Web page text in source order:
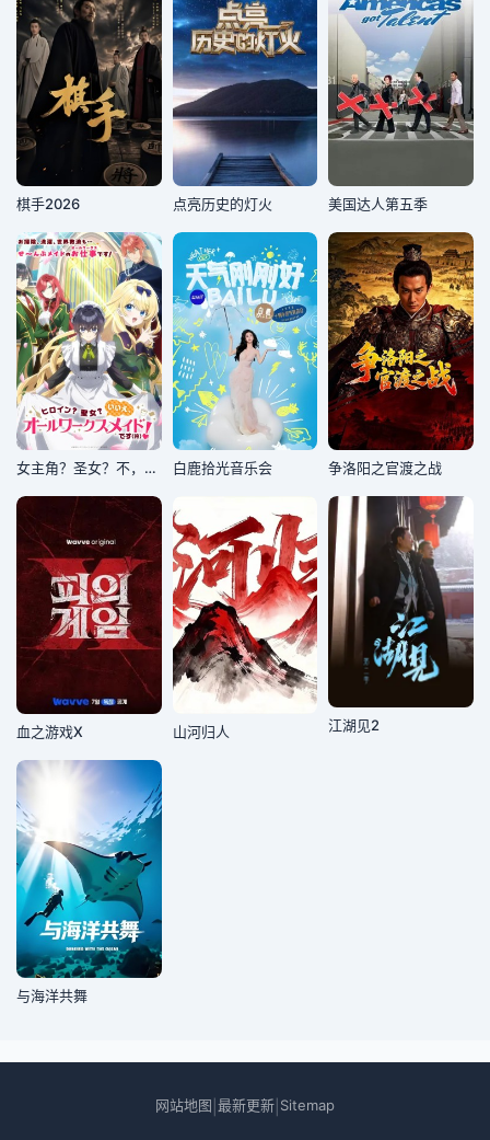
棋手2026 点亮历史的灯火 美国达人第五季
女主角？圣女？不，我是杂役女仆(自豪)！ 白鹿拾光音乐会 争洛阳之官渡之战
血之游戏X 山河归人 江湖见2
与海洋共舞
网站地图 最新更新 Sitemap